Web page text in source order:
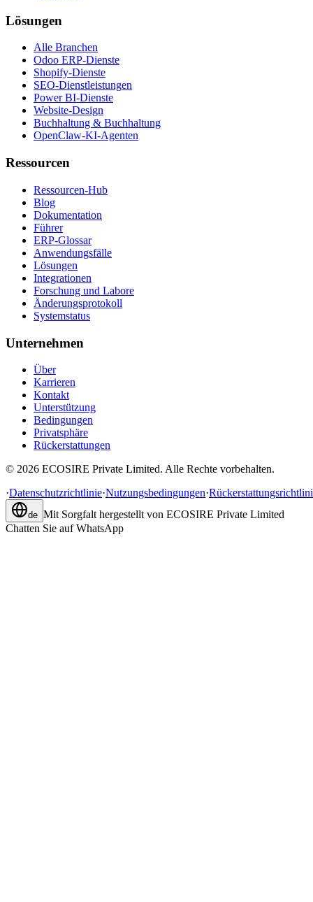
Lösungen
Alle Branchen
Odoo ERP-Dienste
Shopify-Dienste
SEO-Dienstleistungen
Power BI-Dienste
Website-Design
Buchhaltung & Buchhaltung
OpenClaw-KI-Agenten
Ressourcen
Ressourcen-Hub
Blog
Dokumentation
Führer
ERP-Glossar
Anwendungsfälle
Lösungen
Integrationen
Forschung und Labore
Änderungsprotokoll
Systemstatus
Unternehmen
Über
Karrieren
Kontakt
Unterstützung
Bedingungen
Privatsphäre
Rückerstattungen
© 2026 ECOSIRE Private Limited. Alle Rechte vorbehalten.
·Datenschutzrichtlinie·Nutzungsbedingungen·
de Mit Sorgfalt hergestellt von ECOSIRE Private Limited
Chatten Sie auf WhatsApp